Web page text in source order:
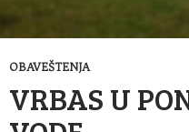
OBAVEŠTENJA
VRBAS U